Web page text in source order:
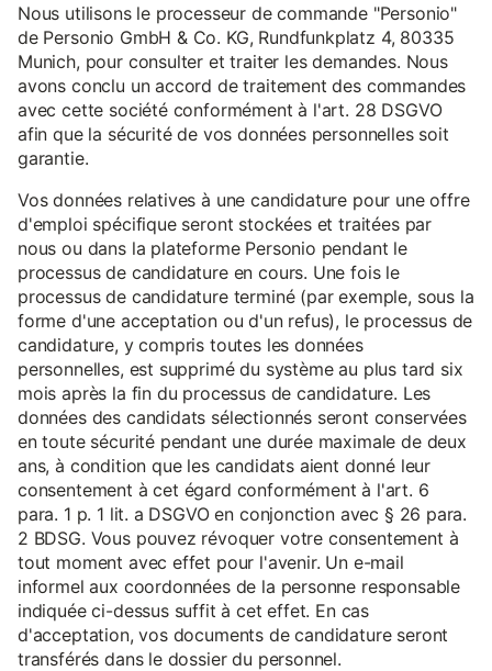
Nous utilisons le processeur de commande "Personio"
de Personio GmbH & Co. KG, Rundfunkplatz 4, 80335
Munich, pour consulter et traiter les demandes. Nous
avons conclu un accord de traitement des commandes
avec cette société conformément à l'art. 28 DSGVO
afin que la sécurité de vos données personnelles soit
garantie.
Vos données relatives à une candidature pour une offre
d'emploi spécifique seront stockées et traitées par
nous ou dans la plateforme Personio pendant le
processus de candidature en cours. Une fois le
processus de candidature terminé (par exemple, sous la
forme d'une acceptation ou d'un refus), le processus de
candidature, y compris toutes les données
personnelles, est supprimé du système au plus tard six
mois après la fin du processus de candidature. Les
données des candidats sélectionnés seront conservées
en toute sécurité pendant une durée maximale de deux
ans, à condition que les candidats aient donné leur
consentement à cet égard conformément à l'art. 6
para. 1 p. 1 lit. a DSGVO en conjonction avec § 26 para.
2 BDSG. Vous pouvez révoquer votre consentement à
tout moment avec effet pour l'avenir. Un e-mail
informel aux coordonnées de la personne responsable
indiquée ci-dessus suffit à cet effet. En cas
d'acceptation, vos documents de candidature seront
transférés dans le dossier du personnel.